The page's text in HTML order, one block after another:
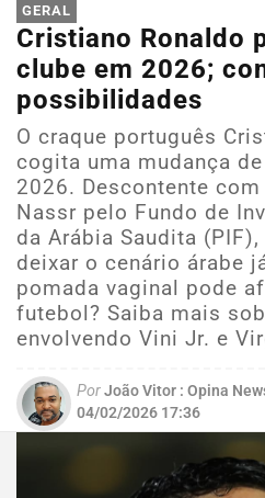
GERAL
Cristiano Ronaldo
clube em 2026;
possibilidades
O craque português
cogita uma mudança
2026. Descontente
Nassr pelo Fundo de
da Arábia Saudita
deixar o cenário árabe
pomada vaginal pode
futebol? Saiba mais
envolvendo Vini Jr. e
PorJoão Vitor : Opina
04/02/2026 17:36